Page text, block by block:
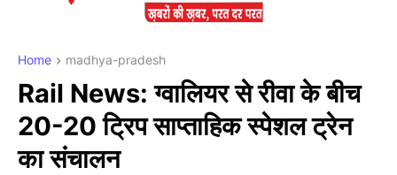
Home madhya-pradesh
Rail News: ग्वालियर से रीवा के बीच
20-20 ट्रिप साप्ताहिक स्पेशल ट्रेन
का संचालन